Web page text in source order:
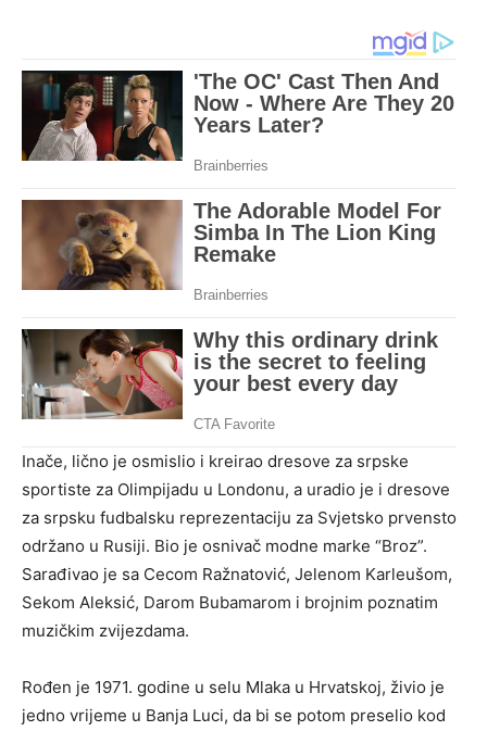
Inače, lično je osmislio i kreirao dresove za srpske
sportiste za Olimpijadu u Londonu, a uradio je i dresove
za srpsku fudbalsku reprezentaciju za Svjetsko prvensto
održano u Rusiji. Bio je osnivač modne marke “Broz”.
Sarađivao je sa Cecom Ražnatović, Jelenom Karleušom,
Sekom Aleksić, Darom Bubamarom i brojnim poznatim
muzičkim zvijezdama.
Rođen je 1971. godine u selu Mlaka u Hrvatskoj, živio je
jedno vrijeme u Banja Luci, da bi se potom preselio kod